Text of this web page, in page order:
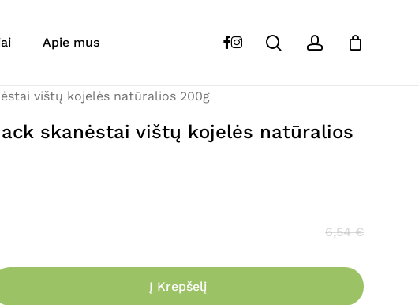
Apie mus facebook
instagram searchaccount
vištų kojelės natūralios 200g
skanėstai vištų kojelės natūralios
6,54€
Į Krepšelį
aprašęs “,,Nature” Snack skanėstai vištų kojelės
nebus skelbiamas. Būtini laukeliai pažymėti
*